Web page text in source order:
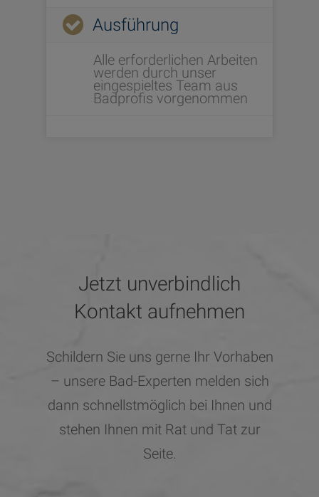
Ausführung
Alle erforderlichen Arbeiten
werden durch unser
eingespieltes Team aus
Badprofis vorgenommen
Jetzt unverbindlich
Kontakt aufnehmen
Schildern Sie uns gerne Ihr Vorhaben
– unsere Bad-Experten melden sich
dann schnellstmöglich bei Ihnen und
stehen Ihnen mit Rat und Tat zur
Seite.